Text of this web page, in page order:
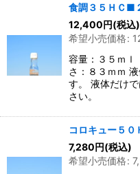
食調３５ＨＣ■
12,400円(税込)
希望小売価格:
容量：３５ｍｌ
さ：８３ｍｍ
す。 液体だけ
さい。
コロキュー５
7,280円(税込)
希望小売価格: